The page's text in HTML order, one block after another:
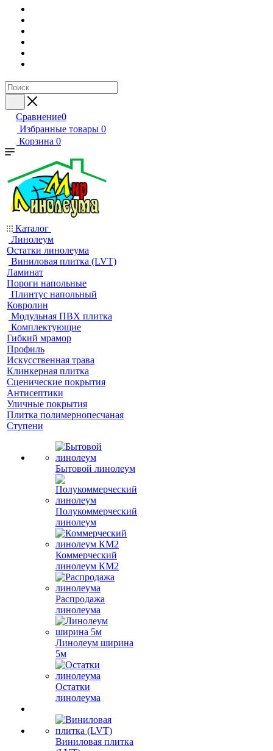
Сравнение0
Избранные товары 0
Корзина 0
Каталог
Линолеум
Остатки линолеума
Виниловая плитка (LVT)
Ламинат
Пороги напольные
Плинтус напольный
Ковролин
Модульная ПВХ плитка
Комплектующие
Гибкий мрамор
Профиль
Искусственная трава
Клинкерная плитка
Сценические покрытия
Антисептики
Уличные покрытия
Плитка полимернопесчаная
Ступени
Бытовой линолеум
Полукоммерческий
линолеум
Коммерческий
линолеум КМ2
Распродажа
линолеума
Линолеум ширина
5м
Остатки
линолеума
Виниловая плитка